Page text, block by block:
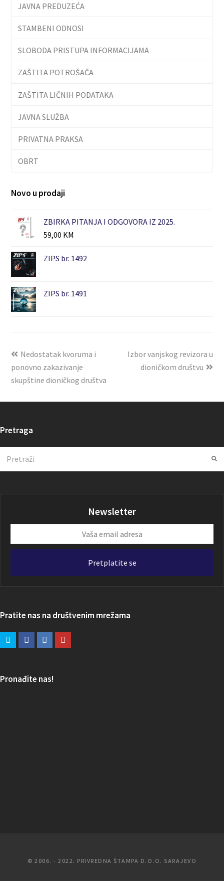
JAVNA PREDUZEĆA
STAMBENI ODNOSI
SLOBODA PRISTUPA INFORMACIJAMA
ZAŠTITA POTROŠAČA
ZAŠTITA LIČNIH PODATAKA
JAVNA SLUŽBA
PRIVATNA PRAKSA
OBRT
Novo u prodaji
ZBIRKA PITANJA I ODGOVORA IZ 2025.
59,00 KM
ZIPS br. 1492
ZIPS br. 1491
Nedostatak kvoruma i
ponovno zakazivanje
skupštine dioničkog društva
Izbor vanjskog revizora u
dioničkom društvu
Pretraga
Newsletter
email
Pretplatite se
Pratite nas na društvenim mrežama
Pronađite nas!
© 2006. - 2022. PRIVREDNA ŠTAMPA D.O.O. SARAJEVO